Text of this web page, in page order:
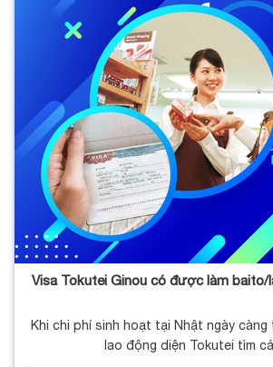
Visa Tokutei Ginou có được làm baito/
Khi chi phí sinh hoạt tại Nhật ngày càng
lao động diện Tokutei tìm